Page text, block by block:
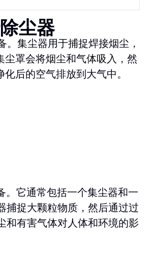
尘器
集尘器用于捕捉焊接烟尘，
罩会将烟尘和气体吸入，然
后的空气排放到大气中。
它通常包括一个集尘器和一
捕捉大颗粒物质，然后通过过
和有害气体对人体和环境的影